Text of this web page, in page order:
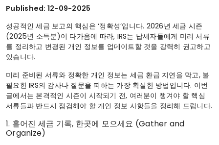
Published: 12-09-2025
성공적인 세금 보고의 핵심은 ‘정확성’입니다. 2026년 세금 시즌
(2025년 소득분)이 다가옴에 따라, IRS는 납세자들에게 미리 서류
를 정리하고 변경된 개인 정보를 업데이트할 것을 강력히 권고하고
있습니다.
미리 준비된 서류와 정확한 개인 정보는 세금 환급 지연을 막고, 불
필요한 IRS의 감사나 질문을 피하는 가장 확실한 방법입니다. 이번
글에서는 본격적인 시즌이 시작되기 전, 여러분이 챙겨야 할 핵심
서류들과 반드시 점검해야 할 개인 정보 사항들을 정리해 드립니다.
1. 흩어진 세금 기록, 한곳에 모으세요 (Gather and
Organize)